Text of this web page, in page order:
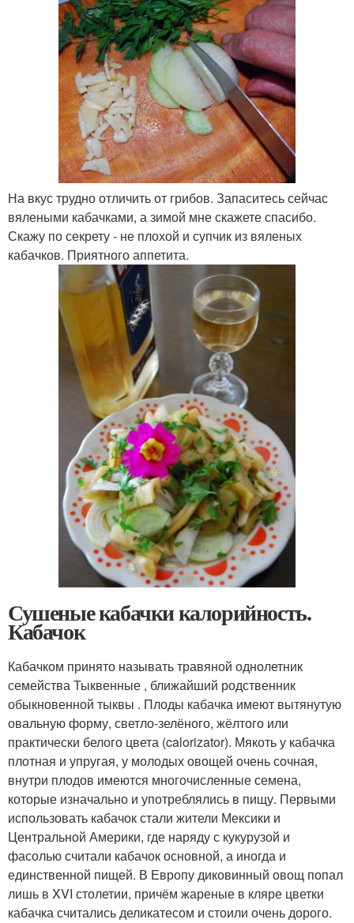
На вкус трудно отличить от грибов. Запаситесь сейчас
вялеными кабачками, а зимой мне скажете спасибо.
Скажу по секрету - не плохой и супчик из вяленых
кабачков. Приятного аппетита.
Сушеные кабачки калорийность.
Кабачок
Кабачком принято называть травяной однолетник
семейства Тыквенные , ближайший родственник
обыкновенной тыквы . Плоды кабачка имеют вытянутую
овальную форму, светло-зелёного, жёлтого или
практически белого цвета (calorizator). Мякоть у кабачка
плотная и упругая, у молодых овощей очень сочная,
внутри плодов имеются многочисленные семена,
которые изначально и употреблялись в пищу. Первыми
использовать кабачок стали жители Мексики и
Центральной Америки, где наряду с кукурузой и
фасолью считали кабачок основной, а иногда и
единственной пищей. В Европу диковинный овощ попал
лишь в XVI столетии, причём жареные в кляре цветки
кабачка считались деликатесом и стоили очень дорого.